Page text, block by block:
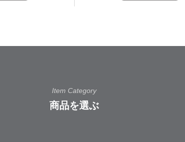
Item Category
商品を選ぶ